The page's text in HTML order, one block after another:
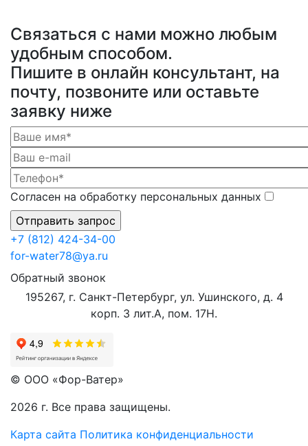
Связаться с нами можно любым
удобным способом.
Пишите в онлайн консультант, на
почту, позвоните или оставьте
заявку ниже
Согласен на обработку персональных данных
+7 (812) 424-34-00
for-water78@ya.ru
Обратный звонок
195267, г. Санкт-Петербург, ул. Ушинского, д. 4
корп. 3 лит.А, пом. 17Н.
© ООО «Фор-Ватер»
2026 г. Все права защищены.
Карта сайта Политика конфиденциальности